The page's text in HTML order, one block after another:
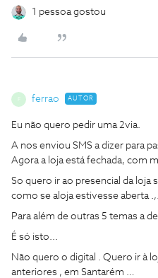
1 pessoa gostou
ferrao AUTOR
Eu não quero pedir uma 2via.
A nos enviou SMS a dizer para
Agora a loja está fechada, com
So quero ir ao presencial da loja
como se aloja estivesse aberta .,.
Para além de outras 5 temas a
É só isto...
Não quero o digital . Quero ir à
anteriores , em Santarém …